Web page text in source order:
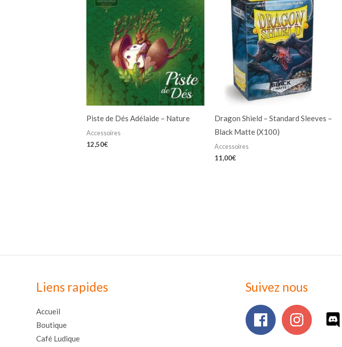
Piste de Dés Adélaide – Nature
Accessoires
12,50€
Dragon Shield – Standard Sleeves –
Black Matte (X100)
Accessoires
11,00€
Liens rapides
Accueil
Boutique
Café Ludique
Suivez nous